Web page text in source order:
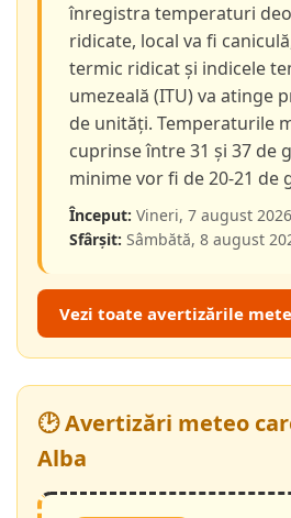
înregistra temperaturi
ridicate, local va fi
termic ridicat și indicele
umezeală (ITU) va atinge
de unități. Temperaturile
cuprinse între 31 și 37 de
minime vor fi de 20-21 de
Început: Vineri, 7 august
Sfârșit: Sâmbătă, 8 august
Vezi toate avertizările
🕑 Avertizări meteo
Alba